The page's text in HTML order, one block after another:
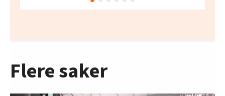
Flere saker